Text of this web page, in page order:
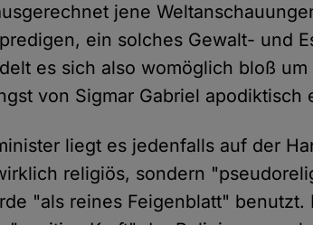
jene
ein solches Gewalt- und
es sich also womöglich bloß
von Sigmar Gabriel apodiktisch
liegt es jedenfalls auf der
religiös, sondern
"als reines Feigenblatt" benutzt.